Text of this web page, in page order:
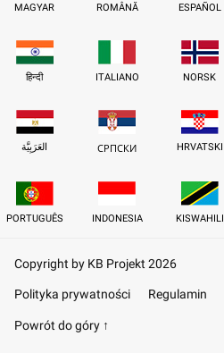
MAGYAR ROMÂNĂ ESPAÑOL
हिन्दी ITALIANO NORSK
العَرَبِيَّة СРПСКИ HRVATSKI
PORTUGUÊS INDONESIA KISWAHILI
Copyright by KB Projekt 2026
Polityka prywatności Regulamin
Powrót do góry ↑